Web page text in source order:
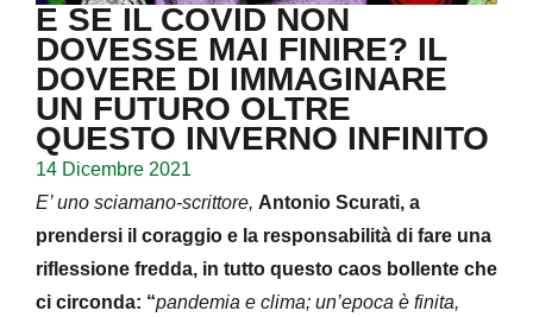
E SE IL COVID NON
DOVESSE MAI FINIRE? IL
DOVERE DI IMMAGINARE
UN FUTURO OLTRE
QUESTO INVERNO INFINITO
14 Dicembre 2021
E’ uno sciamano-scrittore, Antonio Scurati, a
prendersi il coraggio e la responsabilità di fare una
riflessione fredda, in tutto questo caos bollente che
ci circonda: “pandemia e clima; un’epoca è finita,